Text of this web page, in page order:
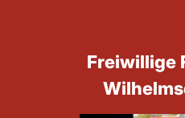
Freiwillige